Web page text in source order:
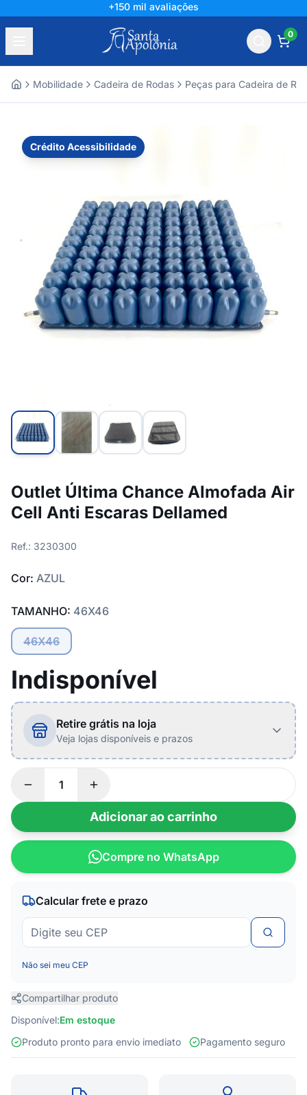
+150 mil avaliações
0
Mobilidade Cadeira de Rodas Peças para Cadeira de
Crédito Acessibilidade
Outlet Última Chance Almofada Air
Cell Anti Escaras Dellamed
Ref.: 3230300
Cor: AZUL
TAMANHO: 46X46
46X46
Indisponível
Retire grátis na loja
Veja lojas disponíveis e prazos
Adicionar ao carrinho
Compre no WhatsApp
Calcular frete e prazo
Não sei meu CEP
Compartilhar produto
Disponível:Em estoque
Produto pronto para envio imediato
Pagamento seguro